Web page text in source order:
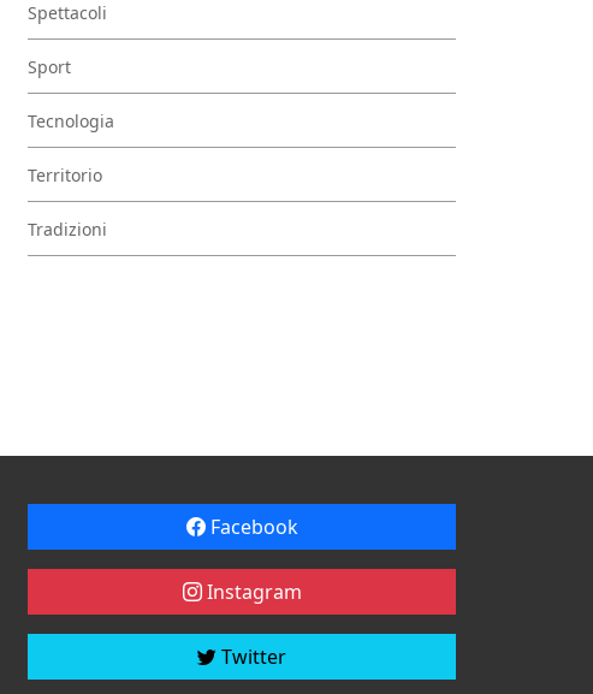
Spettacoli
Sport
Tecnologia
Territorio
Tradizioni
Facebook
Instagram
Twitter